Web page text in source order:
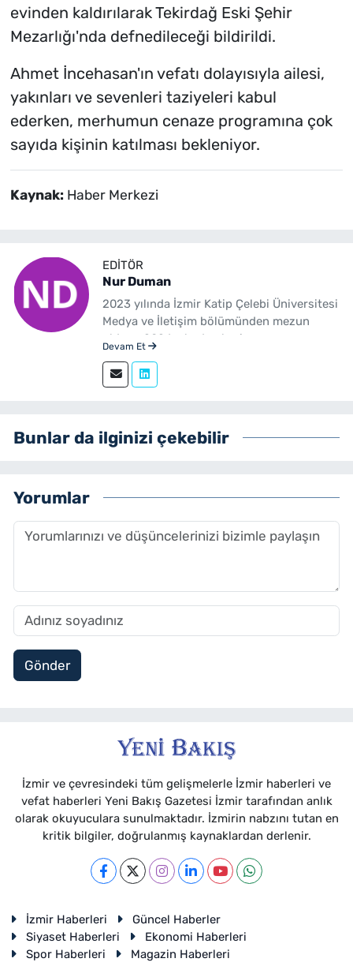
evinden kaldırılarak Tekirdağ Eski Şehir
Mezarlığı'nda defnedileceği bildirildi.
Ahmet İncehasan'ın vefatı dolayısıyla ailesi,
yakınları ve sevenleri taziyeleri kabul
ederken, merhumun cenaze programına çok
sayıda kişinin katılması bekleniyor.
Kaynak: Haber Merkezi
EDITÖR
Nur Duman
2023 yılında İzmir Katip Çelebi Üniversitesi
Medya ve İletişim bölümünden mezun
oldum. 2024 yılından beri
olarak çalışmaktayım.
Devam Et
Bunlar da ilginizi çekebilir
Yorumlar
Gönder
İzmir ve çevresindeki tüm gelişmelerle İzmir haberleri ve
vefat haberleri Yeni Bakış Gazetesi İzmir tarafından anlık
olarak okuyuculara sunulmaktadır. İzmirin nabzını tutan en
kritik bilgiler, doğrulanmış kaynaklardan derlenir.
İzmir Haberleri
Güncel Haberler
Siyaset Haberleri
Ekonomi Haberleri
Spor Haberleri
Magazin Haberleri